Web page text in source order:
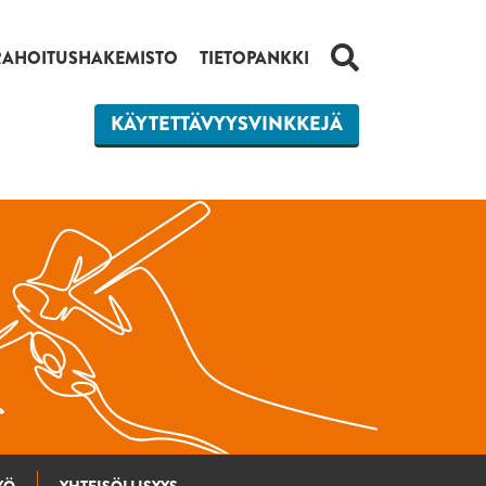
TIETOPANKKI HAKU
KÄYTETTÄVYYSVINKKEJÄ